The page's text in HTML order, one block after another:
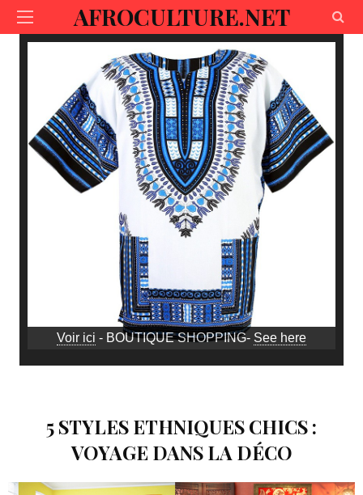
AFROCULTURE.NET
Voir ici - BOUTIQUE SHOPPING- See here
5 STYLES ETHNIQUES CHICS :
VOYAGE DANS LA DÉCO